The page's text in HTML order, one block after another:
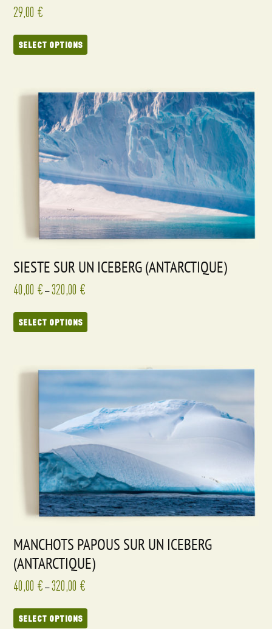
29,00 €
SELECT OPTIONS
SIESTE SUR UN ICEBERG (ANTARCTIQUE)
40,00 € –320,00 €
SELECT OPTIONS
MANCHOTS PAPOUS SUR UN ICEBERG
(ANTARCTIQUE)
40,00 € –320,00 €
SELECT OPTIONS